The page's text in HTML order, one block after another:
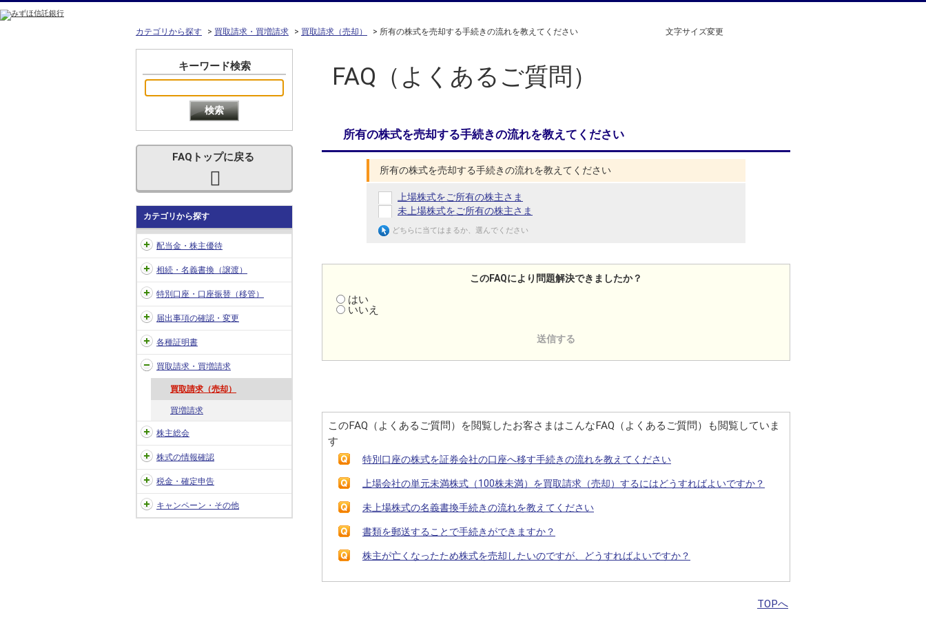
文字サイズ変更
カテゴリから探す > 買取請求・買増請求 > 買取請求（売却） > 所有の株式を売却する手続きの流れを教えてください
キーワード検索
FAQトップに戻る
カテゴリから探す
配当金・株主優待
相続・名義書換（譲渡）
特別口座・口座振替（移管）
届出事項の確認・変更
各種証明書
買取請求・買増請求
買取請求（売却）
買増請求
株主総会
株式の情報確認
税金・確定申告
キャンペーン・その他
FAQ（よくあるご質問）
所有の株式を売却する手続きの流れを教えてください
所有の株式を売却する手続きの流れを教えてください
上場株式をご所有の株主さま
未上場株式をご所有の株主さま
どちらに当てはまるか、選んでください
このFAQにより問題解決できましたか？
はい
いいえ
このFAQ（よくあるご質問）を閲覧したお客さまはこんなFAQ（よくあるご質問）も閲覧していま
す
特別口座の株式を証券会社の口座へ移す手続きの流れを教えてください
上場会社の単元未満株式（100株未満）を買取請求（売却）するにはどうすればよいですか？
未上場株式の名義書換手続きの流れを教えてください
書類を郵送することで手続きができますか？
株主が亡くなったため株式を売却したいのですが、どうすればよいですか？
TOPへ